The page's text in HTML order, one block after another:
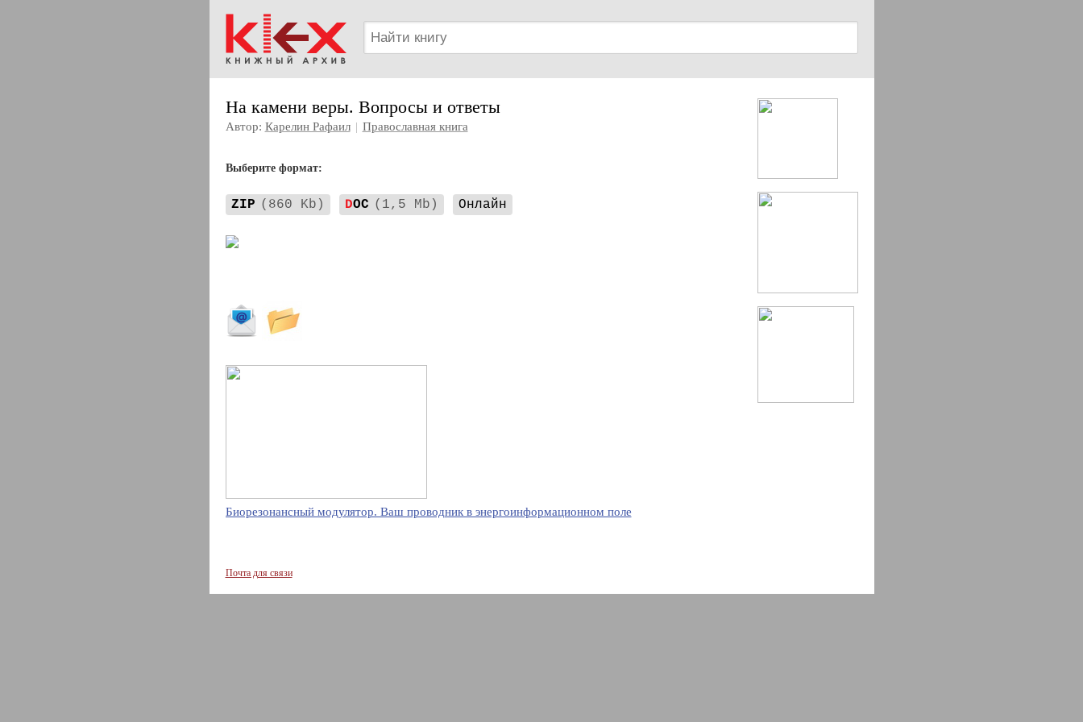
На камени веры. Вопросы и ответы
Автор: Карелин Рафаил | Православная книга
Выберите формат:
ZIP (860 Kb) DOC (1,5 Mb) Онлайн
Биорезонансный модулятор. Ваш проводник в энергоинформационном поле
Почта для связи